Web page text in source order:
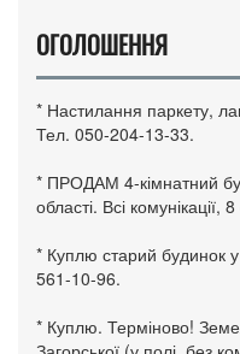
ОГОЛОШЕННЯ
* Настилання паркету,
Тел. 050-204-13-33.
* ПРОДАМ 4-кімнатний
області. Всі
* Куплю старий будинок у
561-10-96.
* Куплю. Терміново!